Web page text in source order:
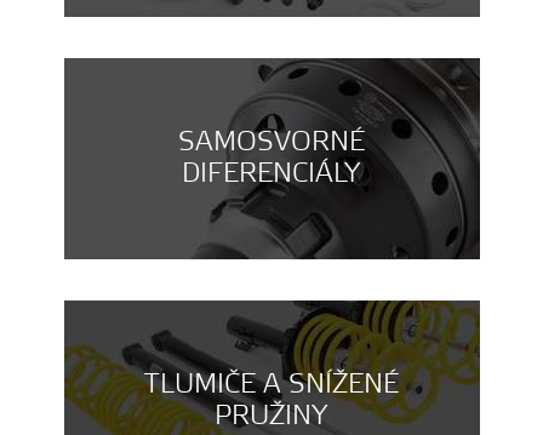
SAMOSVORNÉ
DIFERENCIÁLY
TLUMIČE A SNÍŽENÉ
PRUŽINY